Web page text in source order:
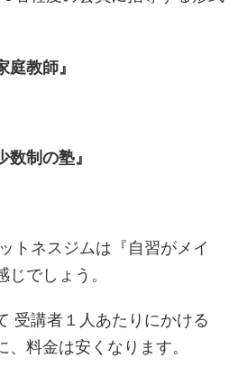
教師』
制の塾』
トネスジムは『自習がメイ
でしょう。
受講者１人あたりにかける
料金は安くなります。